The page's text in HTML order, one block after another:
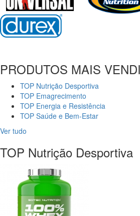
PRODUTOS MAIS
TOP Nutrição Desportiva
TOP Emagrecimento
TOP Energia e Resistência
TOP Saúde e Bem-Estar
Ver tudo
TOP Nutrição Desportiva